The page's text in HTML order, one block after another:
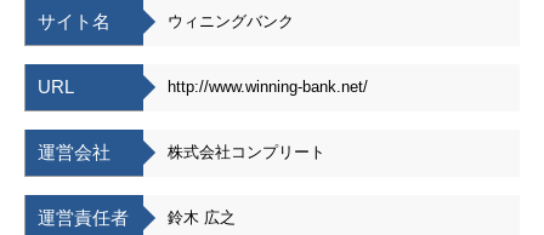
サイト名 ウィニングバンク
URL http://www.winning-bank.net/
運営会社 株式会社コンプリート
運営責任者 鈴木 広之